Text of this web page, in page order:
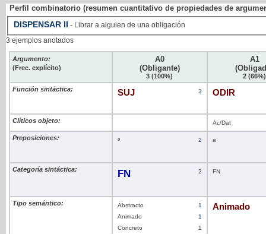
Perfil combinatorio (resumen cuantitativo de propiedades de
DISPENSAR II - Librar a alguien de una obligación
3 ejemplos anotados
Argumento:
(Frec. explícito)
A0
(Obligante)
3 (100%)
A1
2 (66%)
Función sintáctica:
SUJ 3 ODIR
Clíticos objeto: Ac/Dat
Preposiciones: ø 2 a
Categoría sintáctica: FN 2 FN
Tipo semántico: Abstracto
1
Animado
1
Concreto
1
Animado